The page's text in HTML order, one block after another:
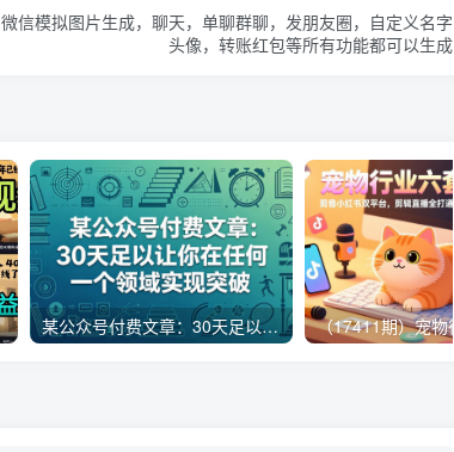
微信模拟图片生成，聊天，单聊群聊，发朋友圈，自定义名字
头像，转账红包等所有功能都可以生成
某公众号付费文章：30天足以让你在任何一个领域实现突破